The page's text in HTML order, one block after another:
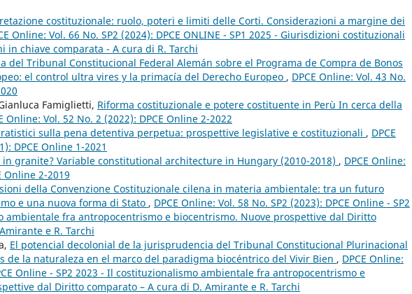
costituzionale: ruolo, poteri e limiti delle Corti. Considerazioni a margine dei
Online: Vol. 66 No. SP2 (2024): DPCE ONLINE - SP1 2025 - Giurisdizioni costituzionali
in chiave comparata - A cura di R. Tarchi
del Tribunal Constitucional Federal Alemán sobre el Programa de Compra de Bonos
el control ultra vires y la primacía del Derecho Europeo , DPCE Online: Vol. 43 No.
Famiglietti, Riforma costituzionale e potere costituente in Perù In cerca della
Online: Vol. 52 No. 2 (2022): DPCE Online 2-2022
sulla pena detentiva perpetua: prospettive legislative e costituzionali , DPCE
DPCE Online 1-2021
in granite? Variable constitutional architecture in Hungary (2010-2018) , DPCE Online:
Online 2-2019
della Convenzione Costituzionale cilena in materia ambientale: tra un futuro
e una nuova forma di Stato , DPCE Online: Vol. 58 No. SP2 (2023): DPCE Online - SP2
ambientale fra antropocentrismo e biocentrismo. Nuove prospettive dal Diritto
e R. Tarchi
El potencial decolonial de la jurisprudencia del Tribunal Constitucional Plurinacional
de la naturaleza en el marco del paradigma biocéntrico del Vivir Bien , DPCE Online:
Online - SP2 2023 - Il costituzionalismo ambientale fra antropocentrismo e
dal Diritto comparato – A cura di D. Amirante e R. Tarchi